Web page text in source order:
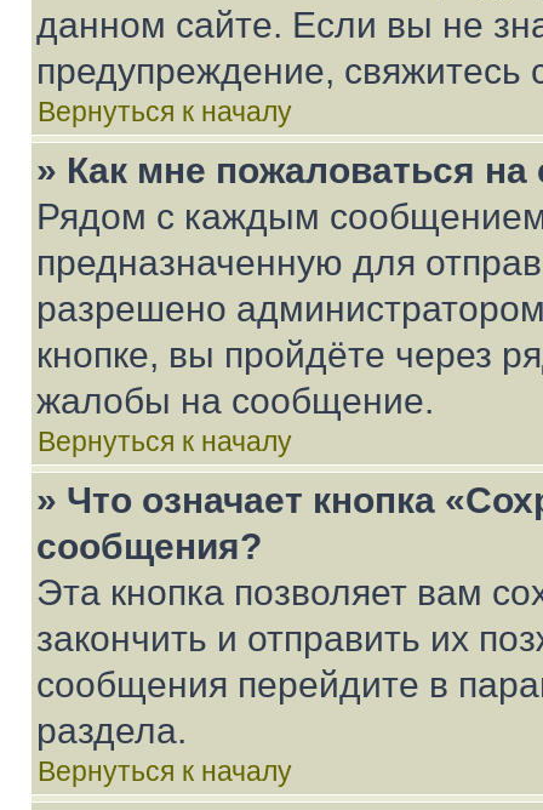
данном сайте. Если вы не
предупреждение,
Вернуться к началу
» Как мне пожаловаться
Рядом с каждым сообщением
предназначенную для
разрешено
кнопке, вы пройдёте через
жалобы на сообщение.
Вернуться к началу
» Что означает кнопка
сообщения?
Эта кнопка позволяет вам
закончить и отправить их
сообщения перейдите в
раздела.
Вернуться к началу